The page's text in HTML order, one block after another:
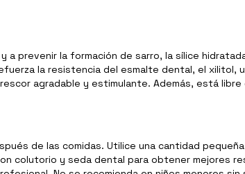
prevenir la formación de sarro, la sílice
la resistencia del esmalte dental, el xilitol,
agradable y estimulante. Además, está
de las comidas. Utilice una cantidad
colutorio y seda dental para obtener mejores